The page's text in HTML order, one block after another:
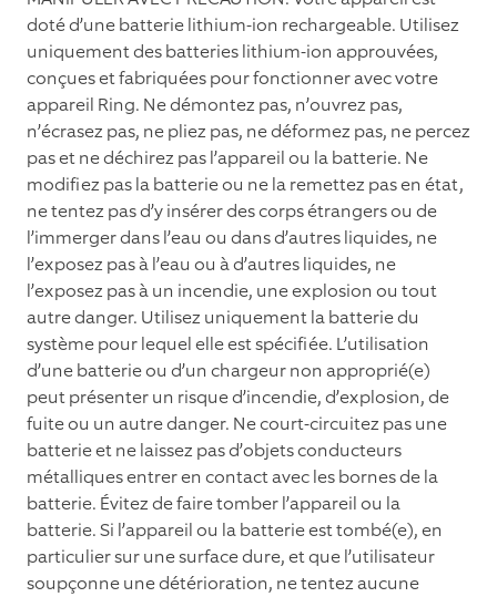
doté d’une batterie lithium-ion rechargeable. Utilisez
uniquement des batteries lithium-ion approuvées,
conçues et fabriquées pour fonctionner avec votre
appareil Ring. Ne démontez pas, n’ouvrez pas,
n’écrasez pas, ne pliez pas, ne déformez pas, ne percez
pas et ne déchirez pas l’appareil ou la batterie. Ne
modifiez pas la batterie ou ne la remettez pas en état,
ne tentez pas d’y insérer des corps étrangers ou de
l’immerger dans l’eau ou dans d’autres liquides, ne
l’exposez pas à l’eau ou à d’autres liquides, ne
l’exposez pas à un incendie, une explosion ou tout
autre danger. Utilisez uniquement la batterie du
système pour lequel elle est spécifiée. L’utilisation
d’une batterie ou d’un chargeur non approprié(e)
peut présenter un risque d’incendie, d’explosion, de
fuite ou un autre danger. Ne court-circuitez pas une
batterie et ne laissez pas d’objets conducteurs
métalliques entrer en contact avec les bornes de la
batterie. Évitez de faire tomber l’appareil ou la
batterie. Si l’appareil ou la batterie est tombé(e), en
particulier sur une surface dure, et que l’utilisateur
soupçonne une détérioration, ne tentez aucune